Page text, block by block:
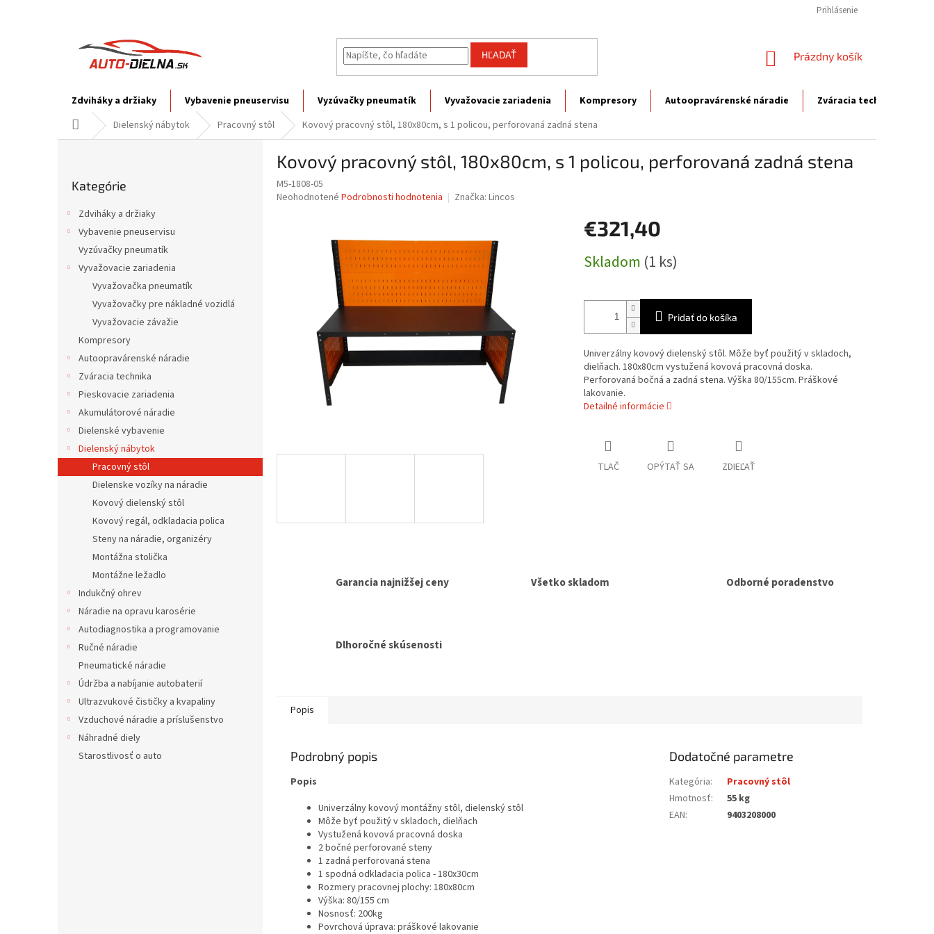
Prihlásenie
HĽADAŤ
NÁKUPNÝ
Prázdny košík
Zdviháky a držiaky Vybavenie pneuservisu Vyzúvačky pneumatík Vyvažovacie zariadenia Kompresory Autoopravárenské náradie Zváracia technika
DomovDielenský nábytok Pracovný stôl Kovový pracovný stôl, 180x80cm, s 1 policou, perforovaná zadná stena
kategórie
Kategórie
Zdviháky a držiaky
Vybavenie pneuservisu
Vyzúvačky pneumatík
Vyvažovacie zariadenia
Vyvažovačka pneumatík
Vyvažovačky pre nákladné vozidlá
Vyvažovacie závažie
Kompresory
Autoopravárenské náradie
Zváracia technika
Pieskovacie zariadenia
Akumulátorové náradie
Dielenské vybavenie
Dielenský nábytok
Pracovný stôl
Dielenske vozíky na náradie
Kovový dielenský stôl
Kovový regál, odkladacia polica
Steny na náradie, organizéry
Montážna stolička
Montážne ležadlo
Indukčný ohrev
Náradie na opravu karosérie
Autodiagnostika a programovanie
Ručné náradie
Pneumatické náradie
Údržba a nabíjanie autobaterií
Ultrazvukové čističky a kvapaliny
Vzduchové náradie a príslušenstvo
Náhradné diely
Starostlivosť o auto
Kovový pracovný stôl, 180x80cm, s 1 policou, perforovaná zadná stena
M5-1808-05
Priemerné
Neohodnotené Podrobnosti hodnotenia Značka: Lincos
€321,40
cena:
Skladom (1 ks)
Pridať do košíka
Univerzálny kovový dielenský stôl. Môže byť použitý v skladoch,
dielňach. 180x80cm vystužená kovová pracovná doska.
Perforovaná bočná a zadná stena. Výška 80/155cm. Práškové
lakovanie.
Detailné informácie
TLAČ OPÝTAŤ SA ZDIEĽAŤ
Garancia najnižšej ceny Všetko skladom Odborné poradenstvo
Dlhoročné skúsenosti
Popis
Podrobný popis
Popis
Univerzálny kovový montážny stôl, dielenský stôl
Môže byť použitý v skladoch, dielňach
Vystužená kovová pracovná doska
2 bočné perforované steny
1 zadná perforovaná stena
1 spodná odkladacia polica - 180x30cm
Rozmery pracovnej plochy: 180x80cm
Výška: 80/155 cm
Nosnosť: 200kg
Povrchová úprava: práškové lakovanie
Dodatočné parametre
Kategória:
Pracovný stôl
Hmotnosť:
55 kg
EAN: 9403208000